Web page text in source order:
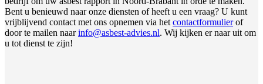
Bent u benieuwd naar onze diensten of heeft u een vraag? U kunt
vrijblijvend contact met ons opnemen via het contactformulierof
door te mailen naarinfo@asbest-advies.nl. Wij kijken er naar uit om
u tot dienst te zijn!